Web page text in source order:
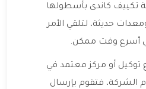
تكييف كاندى بأسطولها
حديثة، لتلقي الأمر
أسرع وقت ممكن.
توكيل أو مركز معتمد في
الشركة، فتقوم بإرسال